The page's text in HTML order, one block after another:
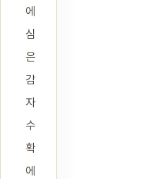
에
심
은
감
자
수
확
에